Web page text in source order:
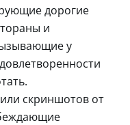
дорогие
и
у
скриншотов от